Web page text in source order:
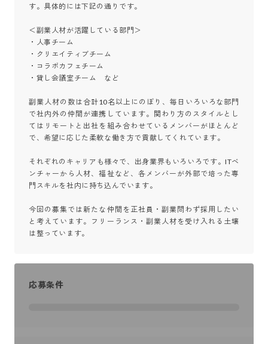
す。具体的には下記の通りです。
＜副業人材が活躍している部門＞
・人事チーム
・クリエイティブチーム
・コラボカフェチーム
・貸し会議室チーム　など
副業人材の数は合計10名以上にのぼり、毎日いろいろな部門
で社内外の仲間が連携しています。関わり方のスタイルとし
てはリモートと出社を組み合わせているメンバーがほとんど
で、希望に応じた柔軟な働き方で貢献してくれています。
それぞれのキャリアも様々で、出身業界もいろいろです。ITベ
ンチャーから人材、福祉など、各メンバーが外部で培った専
門スキルを社内に持ち込んでいます。
今回の募集では新たな仲間を正社員・副業問わず採用したい
と考えています。フリーランス・副業人材を受け入れる土壌
は整っています。
応募条件